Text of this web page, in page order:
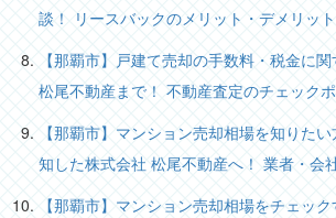
談！ リースバックのメリット・デメリッ
【那覇市】戸建て売却の手数料・税金に
松尾不動産まで！ 不動産査定のチェック
【那覇市】マンション売却相場を知りた
知した株式会社 松尾不動産へ！ 業者・会
【那覇市】マンション売却相場をチェッ